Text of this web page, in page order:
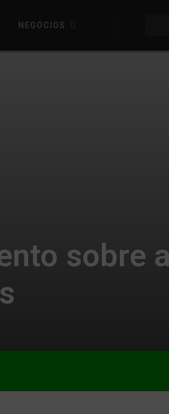
NEGÓCIOS
sobre